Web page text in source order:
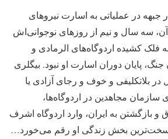
در عملیاتی به اسارت نیروهای
سه سال و نیم از روزهای نوجوانی‌اش
فلک کشیده اردوگاه‌های الرمادی و
جنگ، پایان دوران اسارت او نبود. بیگلری
بلاتکلیفی و خوف و رجای آزادی یا
سازمان مجاهدین در اردوگاه‌ها،
و بازگشتن به ایران، وارد اردوگاه اشرف
بخش زندگی او رقم می‌خورد…